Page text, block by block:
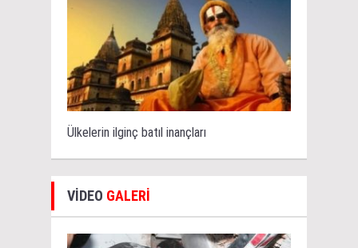
Ülkelerin ilginç batıl inançları
VİDEO GALERİ